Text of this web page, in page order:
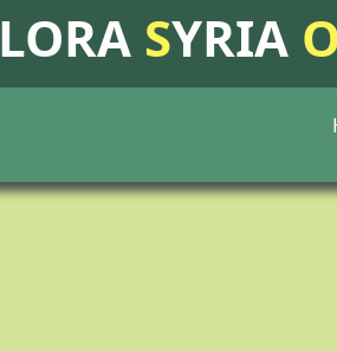
LORA SYRIA O